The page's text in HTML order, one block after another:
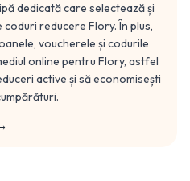
dedicată care selectează și
coduri reducere Flory. În plus,
voucherele și codurile
online pentru Flory, astfel
active și să economisești